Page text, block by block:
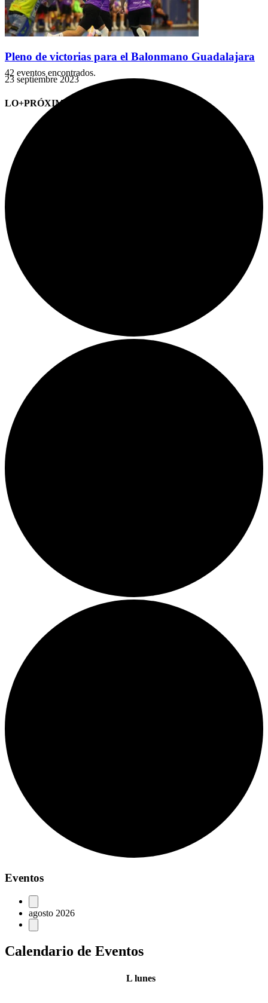
Pleno de victorias para el Balonmano Guadalajara
23 septiembre 2023
LO+PRÓXIMO (CITAS)
42 eventos encontrados.
Eventos
agosto 2026
Calendario de Eventos
L lunes